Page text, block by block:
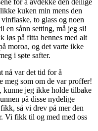
for å avdekke den deilige
kuken min mens den
to glass og noen
en sånn setting, må jeg si!
løs på fitta hennes med alt
moroa, og det varte ikke
i søte safter.
nå var det tid for å
meg som om de var proffer!
kunne jeg ikke holde tilbake
på disse nydelige
så vi drev på mer den
Vi fikk til og med med oss